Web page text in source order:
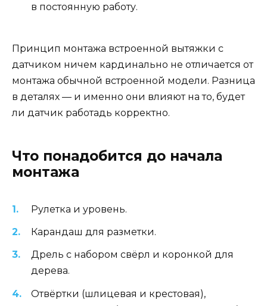
в постоянную работу.
Принцип монтажа встроенной вытяжки с
датчиком ничем кардинально не отличается от
монтажа обычной встроенной модели. Разница
в деталях — и именно они влияют на то, будет
ли датчик работадь корректно.
Что понадобится до начала
монтажа
Рулетка и уровень.
Карандаш для разметки.
Дрель с набором свёрл и коронкой для
дерева.
Отвёртки (шлицевая и крестовая),